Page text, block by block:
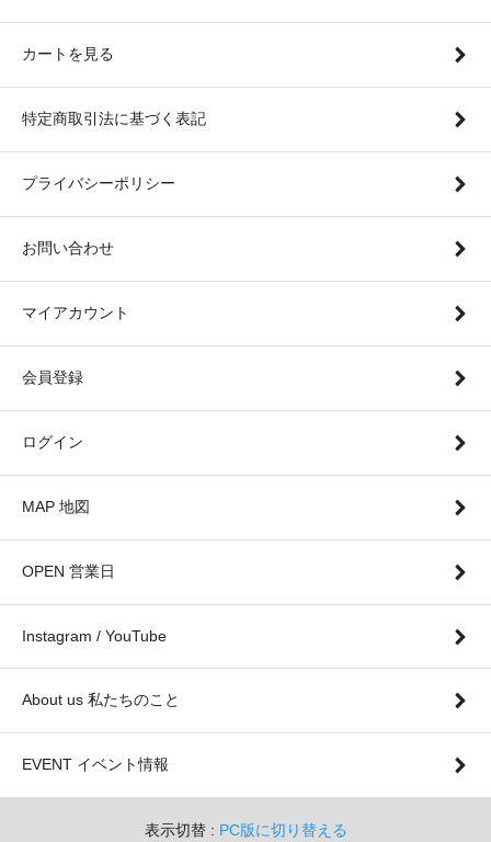
カートを見る
特定商取引法に基づく表記
プライバシーポリシー
お問い合わせ
マイアカウント
会員登録
ログイン
MAP 地図
OPEN 営業日
Instagram / YouTube
About us 私たちのこと
EVENT イベント情報
表示切替 : PC版に切り替える